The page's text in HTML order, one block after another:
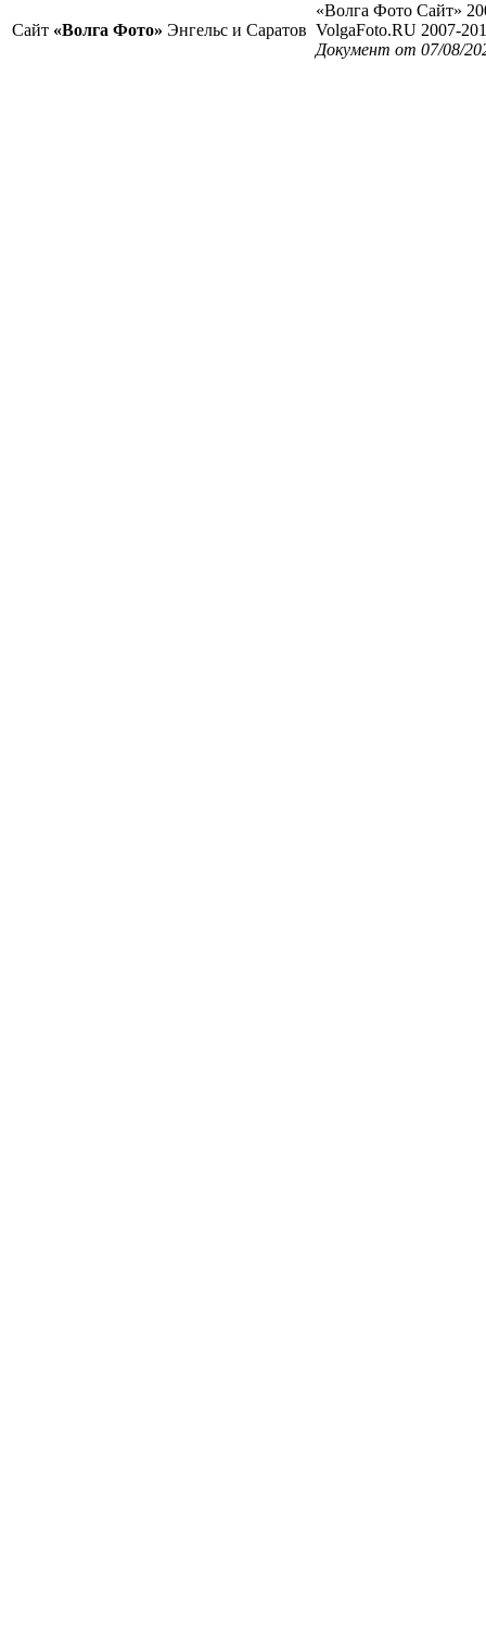
Сайт «Волга Фото» Энгельс и Саратов
«Волга Фото Сайт»
VolgaFoto.RU 2007-
Документ от 07/08/